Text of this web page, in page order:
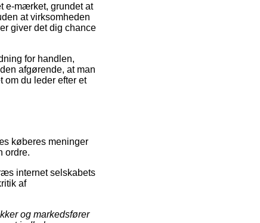
e-mærket, grundet at
at virksomheden
giver det dig chance
for handlen,
afgørende, at man
om du leder efter et
køberes meninger
ordre.
internet selskabets
af
og markedsfører